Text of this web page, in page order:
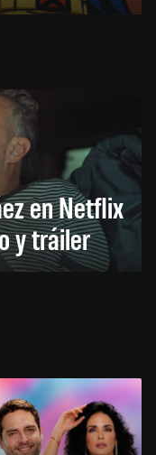
en Netflix
y tráiler